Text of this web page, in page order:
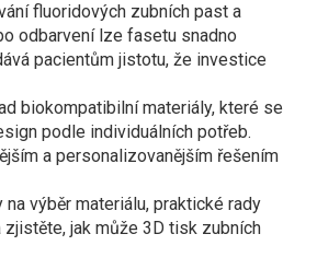
fluoridových zubních past a
odbarvení lze fasetu snadno
pacientům jistotu, že investice
biokompatibilní materiály, které se
podle individuálních potřeb.
a personalizovanějším řešením
výběr materiálu, praktické rady
zjistěte, jak může 3D tisk zubních